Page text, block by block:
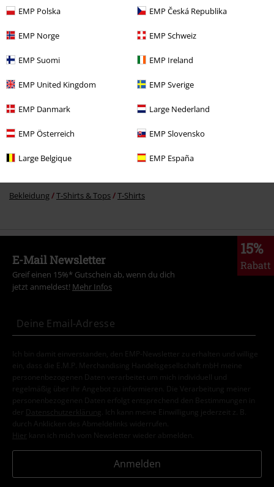
EMP Polska EMP Česká Republika
EMP Norge EMP Schweiz
EMP Suomi EMP Ireland
EMP United Kingdom EMP Sverige
EMP Danmark Large Nederland
EMP Österreich EMP Slovensko
Large Belgique EMP España
-31%
Mehr Kategorien. Mehr Möglichkeiten.
Bekleidung T-Shirts & Tops T-Shirts
15%
Rabatt
E-Mail Newsletter
Greif einen 15%* Gutschein ab, wenn du dich
jetzt anmeldest! Mehr Infos
Ich bin damit einverstanden, den EMP-Newsletter zu erhalten und willige
ein, dass die E.M.P. Merchandising Handelsgesellschaft mbH meine
personenbezogenen Daten verarbeitet um mich individuell und
regelmäßig über ihr Angebot zu informieren. Die Verarbeitung meiner
personenbezogenen Daten erfolgt entsprechend den Bestimmungen in
der
Datenschutzerklärung
. Ich kann meine Einwilligung jederzeit z. B.
durch Anklicken des Abmeldelinks widerrufen.
Hier kann ich mich vom Newsletter wieder abmelden.
Anmelden